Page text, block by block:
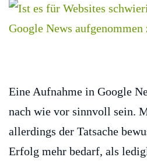
Eine Aufnahme in Google
nach wie vor sinnvoll sein.
allerdings der Tatsache
Erfolg mehr bedarf, als